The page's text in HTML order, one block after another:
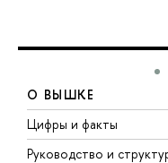
О ВЫШКЕ
Цифры и факты
Руководство и